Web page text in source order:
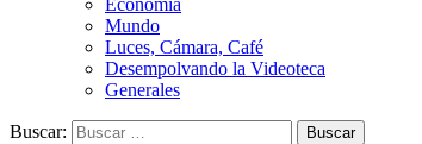
Economía
Mundo
Luces, Cámara, Café
Desempolvando la Videoteca
Generales
Buscar: